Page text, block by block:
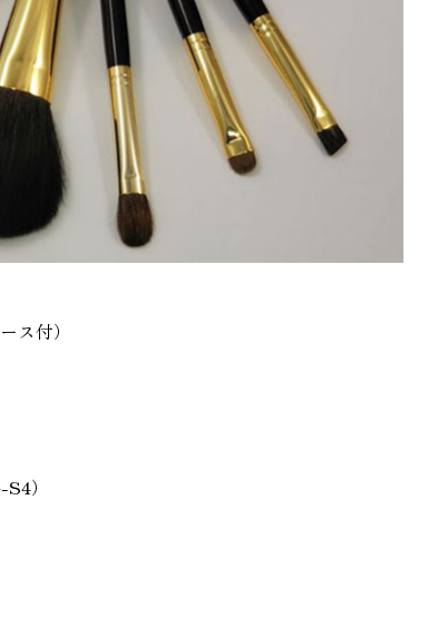
ス付）
）